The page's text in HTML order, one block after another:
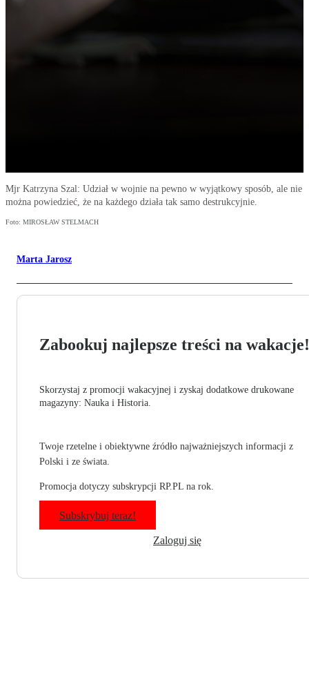
Mjr Katrzyna Szal: Udział w wojnie na pewno w wyjątkowy sposób, ale nie
można powiedzieć, że na każdego działa tak samo destrukcyjnie.
Foto: MIROSŁAW STELMACH
Marta Jarosz
Zabookuj najlepsze treści na wakacje!
Skorzystaj z promocji wakacyjnej i zyskaj dodatkowe drukowane
magazyny: Nauka i Historia.
Twoje rzetelne i obiektywne źródło najważniejszych informacji z
Polski i ze świata.
Promocja dotyczy subskrypcji RP.PL na rok.
Subskrybuj teraz!
Zaloguj się